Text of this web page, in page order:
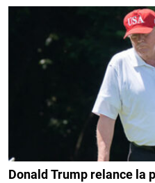
Donald Trump relance la